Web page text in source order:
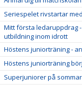
Seriespelet rivstartar
Mitt första ledaruppdrag
utbildning inom idrott
Höstens juniorträning -
Höstens juniorträning
Superjuniorer på